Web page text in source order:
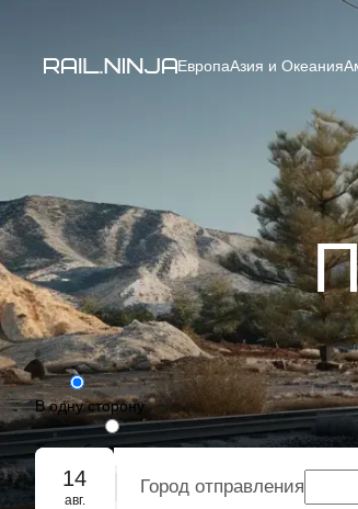
ЕвропаАзия и Океания
В одну сторону
Туда-обратно
Групповое бронирование
14
авг.
Город отправления